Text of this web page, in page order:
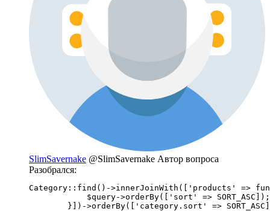
SlimSavernake @SlimSavernake Автор вопроса
Разобрался:
Category::find()->innerJoinWith(['products' =>
            $query->orderBy(['sort' => SORT_ASC]);
}])->orderBy(['category.sort' =>